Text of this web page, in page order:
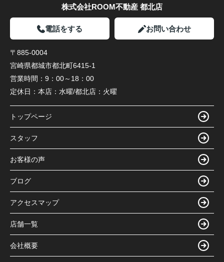
株式会社ROOM不動産 都北店
電話をする お問い合わせ
〒885-0004
宮崎県都城市都北町6415-1
営業時間： 9：00～18：00
定休日： 本店：水曜/都北店：火曜
トップページ
スタッフ
お客様の声
ブログ
アクセスマップ
店舗一覧
会社概要